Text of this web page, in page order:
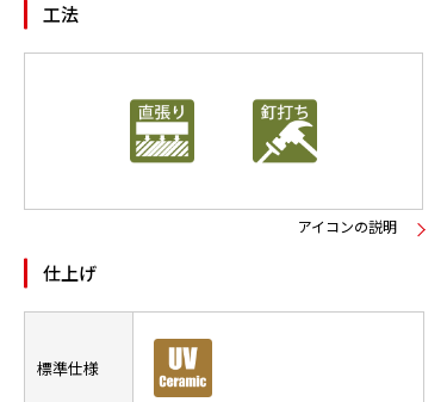
工法
アイコンの説明
仕上げ
標準仕様